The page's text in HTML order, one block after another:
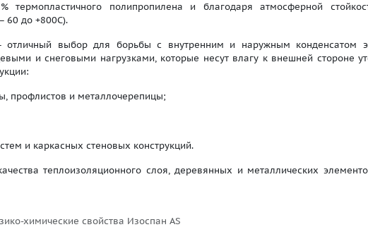
термопластичного полипропилена и благодаря атмосферной
60 до +800С).
выбор для борьбы с внутренним и наружным конденсатом
и снеговыми нагрузками, которые несут влагу к внешней стороне
профлистов и металлочерепицы;
и каркасных стеновых конструкций.
теплоизоляционного слоя, деревянных и металлических
химические свойства Изоспан AS